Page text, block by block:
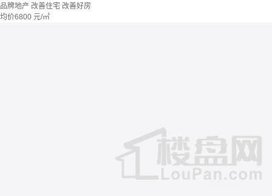
品牌地产 改善住宅 改善好房
均价6800 元/㎡